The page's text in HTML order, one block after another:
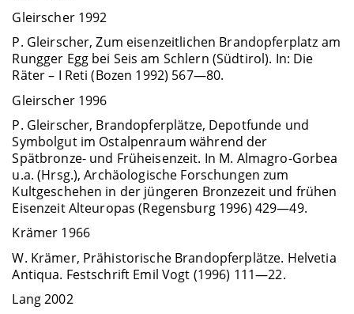
Gleirscher 1992
P. Gleirscher, Zum eisenzeitlichen Brandopferplatz am
Rungger Egg bei Seis am Schlern (Südtirol). In: Die
Räter – I Reti (Bozen 1992) 567—80.
Gleirscher 1996
P. Gleirscher, Brandopferplätze, Depotfunde und
Symbolgut im Ostalpenraum während der
Spätbronze- und Früheisenzeit. In M. Almagro-Gorbea
u.a. (Hrsg.), Archäologische Forschungen zum
Kultgeschehen in der jüngeren Bronzezeit und frühen
Eisenzeit Alteuropas (Regensburg 1996) 429—49.
Krämer 1966
W. Krämer, Prähistorische Brandopferplätze. Helvetia
Antiqua. Festschrift Emil Vogt (1996) 111—22.
Lang 2002